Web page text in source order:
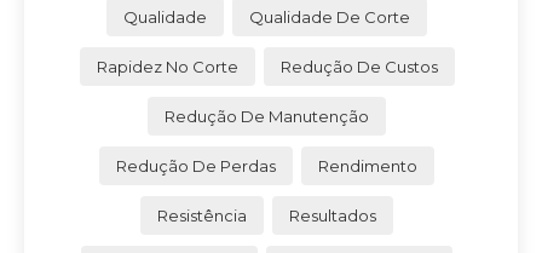
Qualidade Qualidade De Corte
Rapidez No Corte Redução De Custos
Redução De Manutenção
Redução De Perdas Rendimento
Resistência Resultados